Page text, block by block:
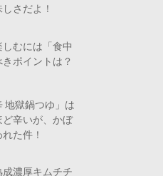
さだよ！
むには「食中
ポイントは？
地獄鍋つゆ」は
辛いが、かぼ
た件！
成濃厚キムチチ